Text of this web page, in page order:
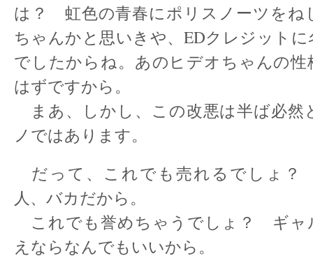
は？ 虹色の青春にポリスノーツをね
ちゃんかと思いきや、EDクレジット
でしたからね。あのヒデオちゃんの性
はずですから。
まあ、しかし、この改悪は半ば必然
ノではあります。
だって、これでも売れるでしょ
人、バカだから。
これでも誉めちゃうでしょ？ ギャ
えならなんでもいいから。